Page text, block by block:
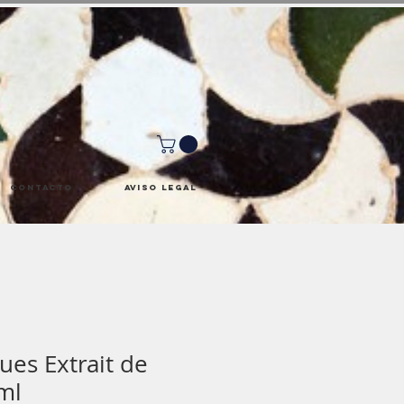
Contacto Aviso Legal
Extrait de